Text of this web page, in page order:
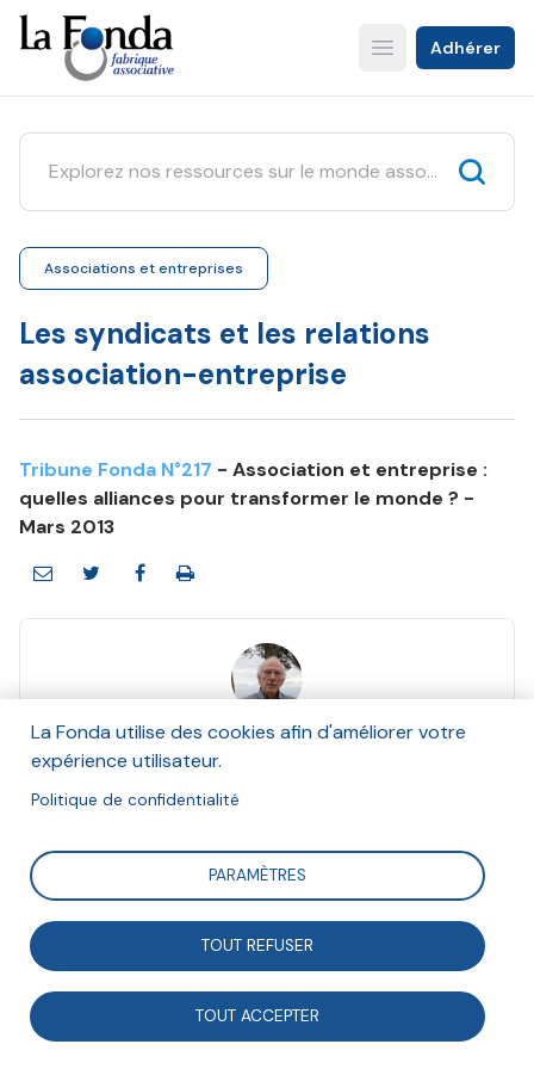
Aller
au
contenu
principal
Open main menu
Adhérer
Associations et entreprises
Les syndicats et les relations
association-entreprise
Tribune Fonda N°217 - Association et entreprise :
quelles alliances pour transformer le monde ? -
Mars 2013
Pierre Vanlerenberghe
Dans l’ensemble, les organisations syndicales sont
favorables aux associations et sont prêtes à
collaborer avec elles(1). L’expérience de l’action
collective comme la bi-appartenance de bon nombre
La Fonda utilise des cookies afin d'améliorer votre
expérience utilisateur.
Politique de confidentialité
PARAMÈTRES
TOUT REFUSER
TOUT ACCEPTER